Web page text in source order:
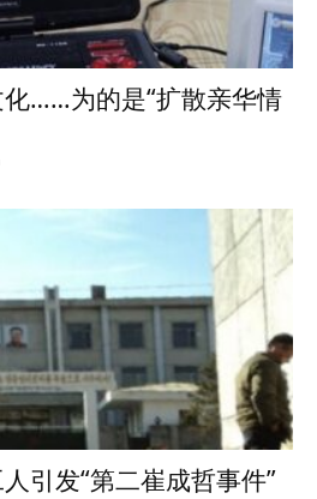
……为的是“扩散亲华情
引发“第二崔成哲事件”